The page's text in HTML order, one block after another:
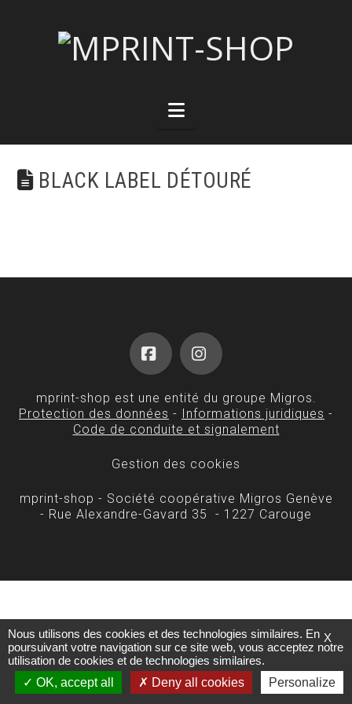
Navigation
BLACK LABEL DÉTOURÉ
FacebookInstagram
mprint-shop est une entité du groupe Migros.
Protection des données - Informations juridiques -
Code de conduite et signalement
Gestion des cookies
mprint-shop - Société coopérative Migros Genève
- Rue Alexandre-Gavard 35 - 1227 Carouge
X
Nous utilisons des cookies et des technologies similaires. En
poursuivant votre navigation sur ce site web, vous acceptez notre
utilisation de cookies et de technologies similaires.
OK, accept all
Deny all cookies Personalize